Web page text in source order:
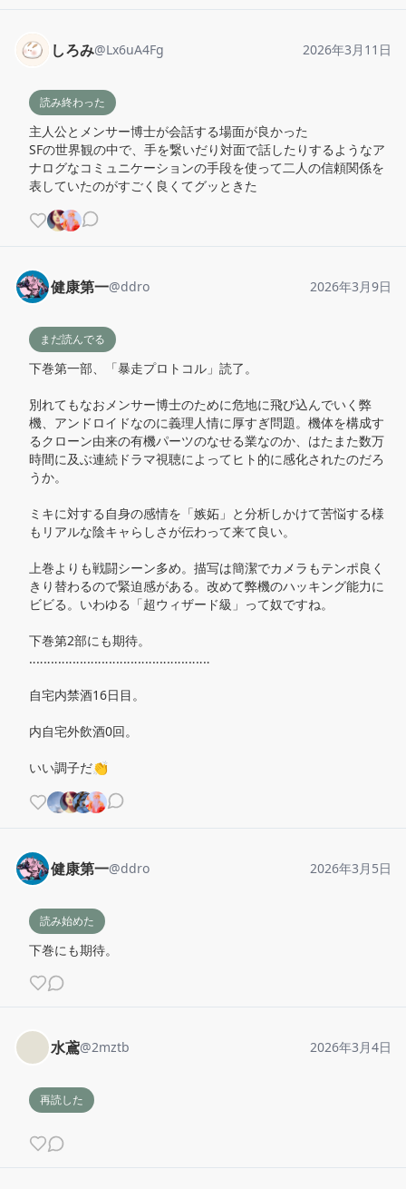
しろみ@Lx6uA4Fg 2026年3月11日
読み終わった
主人公とメンサー博士が会話する場面が良かった
SFの世界観の中で、手を繋いだり対面で話したりするようなア
ナログなコミュニケーションの手段を使って二人の信頼関係を
表していたのがすごく良くてグッときた
健康第一@ddro 2026年3月9日
まだ読んでる
下巻第一部、「暴走プロトコル」読了。
別れてもなおメンサー博士のために危地に飛び込んでいく弊
機、アンドロイドなのに義理人情に厚すぎ問題。機体を構成す
るクローン由来の有機パーツのなせる業なのか、はたまた数万
時間に及ぶ連続ドラマ視聴によってヒト的に感化されたのだろ
うか。
ミキに対する自身の感情を「嫉妬」と分析しかけて苦悩する様
もリアルな陰キャらしさが伝わって来て良い。
上巻よりも戦闘シーン多め。描写は簡潔でカメラもテンポ良く
きり替わるので緊迫感がある。改めて弊機のハッキング能力に
ビビる。いわゆる「超ウィザード級」って奴ですね。
下巻第2部にも期待。
‥‥‥‥‥‥‥‥‥‥‥‥‥‥‥‥‥‥‥‥‥‥‥‥‥
自宅内禁酒16日目。
内自宅外飲酒0回。
いい調子だ👏
健康第一@ddro 2026年3月5日
読み始めた
下巻にも期待。
水鳶@2mztb 2026年3月4日
再読した